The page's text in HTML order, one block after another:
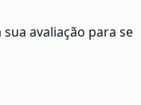
avaliação para se